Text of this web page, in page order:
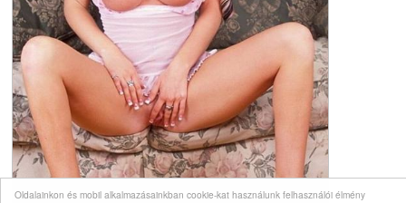
Oldalainkon és mobil alkalmazásainkban cookie-kat használunk felhasználói élmény